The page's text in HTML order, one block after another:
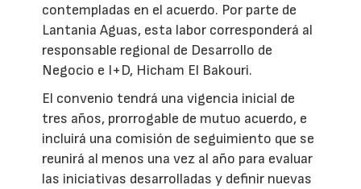
contempladas en el acuerdo. Por parte de
Lantania Aguas, esta labor corresponderá al
responsable regional de Desarrollo de
Negocio e I+D, Hicham El Bakouri.
El convenio tendrá una vigencia inicial de
tres años, prorrogable de mutuo acuerdo, e
incluirá una comisión de seguimiento que se
reunirá al menos una vez al año para evaluar
las iniciativas desarrolladas y definir nuevas